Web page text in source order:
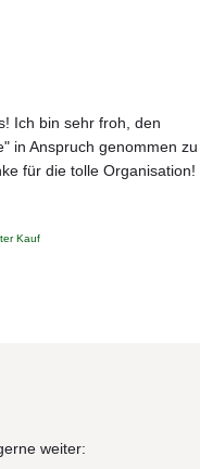
Ich bin sehr froh, den
in Anspruch genommen zu
für die tolle Organisation!
Kauf
weiter: